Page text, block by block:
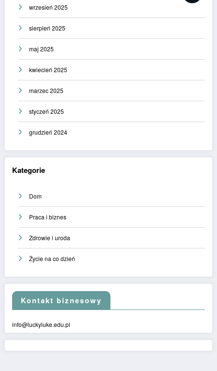
wrzesień 2025
sierpień 2025
maj 2025
kwiecień 2025
marzec 2025
styczeń 2025
grudzień 2024
Kategorie
Dom
Praca i biznes
Zdrowie i uroda
Życie na co dzień
Kontakt biznesowy
info@luckyluke.edu.pl